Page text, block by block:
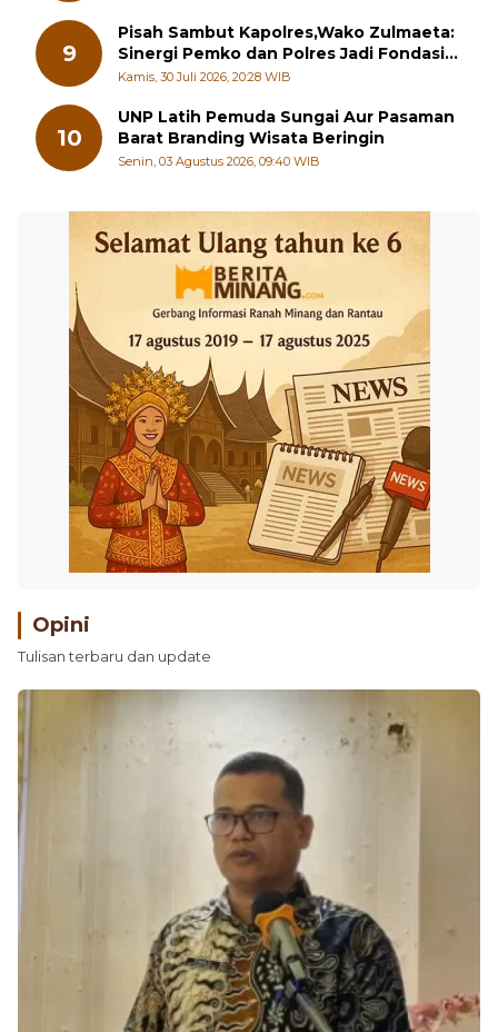
9
Pisah Sambut Kapolres,Wako Zulmaeta:
Sinergi Pemko dan Polres Jadi Fondasi
Stabilitas Pembangunan
Kamis, 30 Juli 2026, 20:28 WIB
10
UNP Latih Pemuda Sungai Aur Pasaman
Barat Branding Wisata Beringin
Senin, 03 Agustus 2026, 09:40 WIB
Opini
Tulisan terbaru dan update